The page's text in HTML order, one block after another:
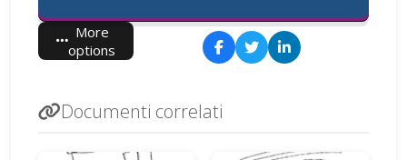
More
options
Documenti correlati